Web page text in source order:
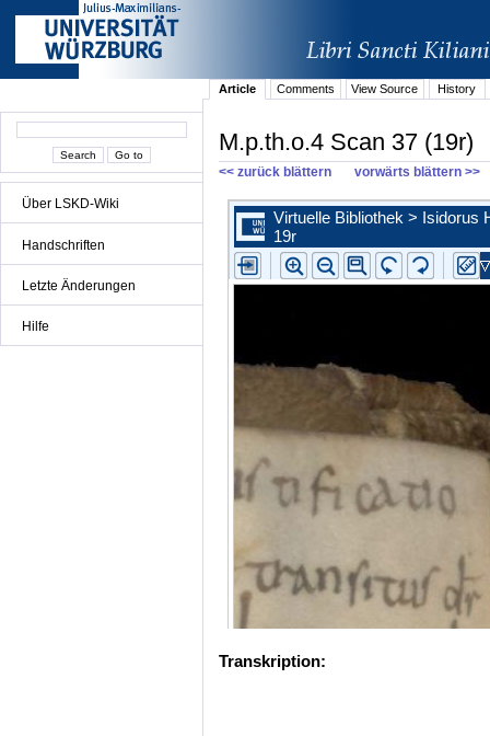
Über LSKD-Wiki
Handschriften
Letzte Änderungen
Hilfe
Article Comments View Source History
M.p.th.o.4 Scan 37 (19r)
<< zurück blättern vorwärts blättern >>
Transkription: